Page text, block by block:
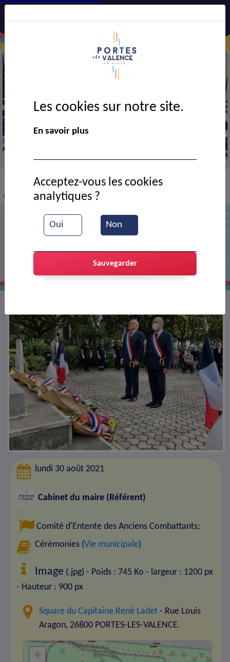
> VIE MUNICIPALE > Ressources documentaires
Commémoration de la libération de la ville
Commémoration de la libération de
la ville
lundi 30 août 2021
Cabinet du maire (Référent)
Comité d'Entente des Anciens Combattants;
Cérémonies (Vie municipale)
Image (.jpg) - Poids : 745 Ko - largeur : 1200 px
- Hauteur : 900 px
Square du Capitaine René Ladet - Rue Louis
Aragon, 26800 PORTES-LES-VALENCE.
+
Les cookies sur notre site.
En savoir plus
Oui Non
Acceptez-vous les cookies
analytiques ?
Sauvegarder